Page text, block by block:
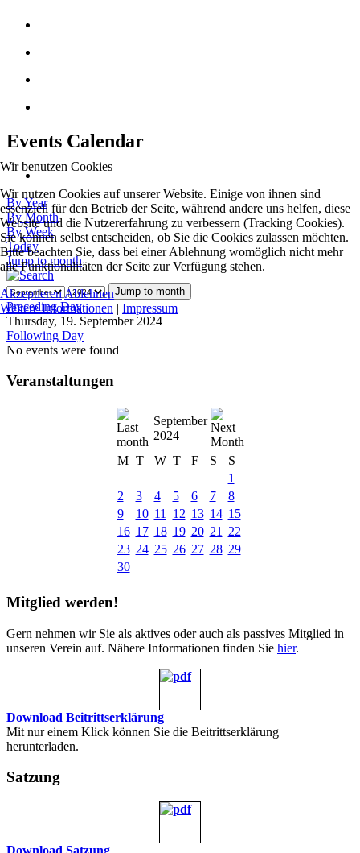
Events Calendar
By Year
By Month
By Week
Today
Jump to month
Jump to month
Preceding Day
Thursday, 19. September 2024
Following Day
No events were found
Veranstaltungen
September
2024
M T W T F S
S
1
2
3 4 5 6 7
8
9
10 11 12 13 14 15
16 17 18 19 20 21
22
23 24 25 26 27 28 29
30
Mitglied werden!
Gern nehmen wir Sie als aktives oder auch als passives Mitglied in
unseren Verein auf. Nähere Informationen finden Sie hier.
Download Beitrittserklärung
Mit nur einem Klick können Sie die Beitrittserklärung
herunterladen.
Satzung
Download Satzung
Wir benutzen Cookies
Wir nutzen Cookies auf unserer Website. Einige von ihnen sind
essenziell für den Betrieb der Seite, während andere uns helfen, diese
Website und die Nutzererfahrung zu verbessern (Tracking Cookies).
Sie können selbst entscheiden, ob Sie die Cookies zulassen möchten.
Bitte beachten Sie, dass bei einer Ablehnung womöglich nicht mehr
alle Funktionalitäten der Seite zur Verfügung stehen.
Akzeptieren Ablehnen
Weitere Informationen | Impressum